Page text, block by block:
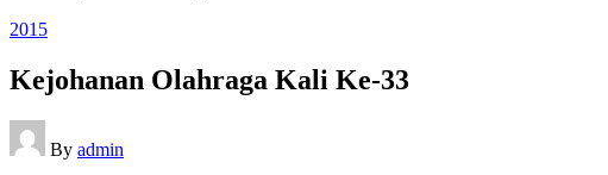
Posted
2015
Kejohanan Olahraga Kali Ke-33
Posted
by
By admin